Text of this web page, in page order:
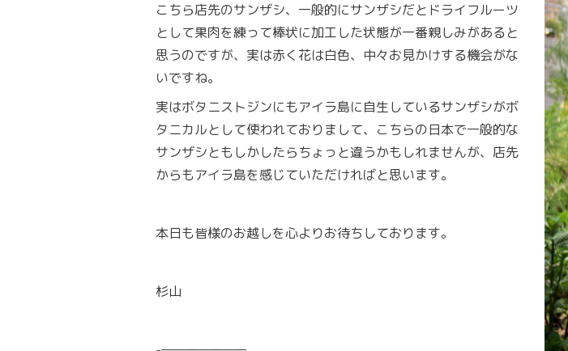
こちら店先のサンザシ、一般的にサンザシだとドライフルーツ
として果肉を練って棒状に加工した状態が一番親しみがあると
思うのですが、実は赤く花は白色、中々お見かけする機会がな
いですね。
実はボタニストジンにもアイラ島に自生しているサンザシがボ
タニカルとして使われておりまして、こちらの日本で一般的な
サンザシともしかしたらちょっと違うかもしれませんが、店先
からもアイラ島を感じていただければと思います。
本日も皆様のお越しを心よりお待ちしております。
杉山